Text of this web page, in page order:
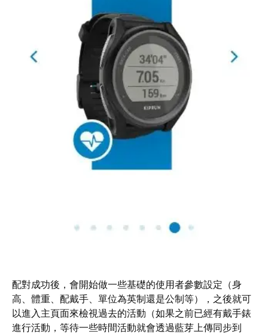
配對成功後，會開始做一些基礎的使用者參數設定（身
高、體重、配戴手、單位為英制還是公制等），之後就可
以進入主頁面來檢視過去的活動（如果之前已經有戴手錶
進行活動，等待一些時間活動就會透過藍芽上傳同步到